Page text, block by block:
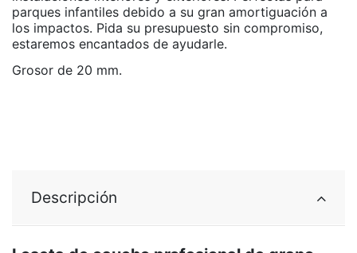
parques infantiles debido a su gran amortiguación a
los impactos. Pida su presupuesto sin compromiso,
estaremos encantados de ayudarle.
Grosor de 20 mm.
Descripción